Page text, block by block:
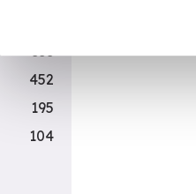
353
452
195
104